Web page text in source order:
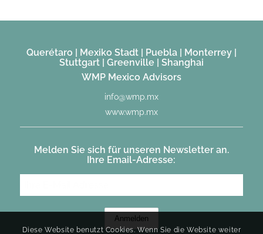
Querétaro | Mexiko Stadt | Puebla | Monterrey |
Stuttgart | Greenville | Shanghai
WMP Mexico Advisors
info@wmp.mx
www.wmp.mx
Melden Sie sich für unseren Newsletter an.
Ihre Email-Adresse:
Diese Website benutzt Cookies. Wenn Sie die Website weiter